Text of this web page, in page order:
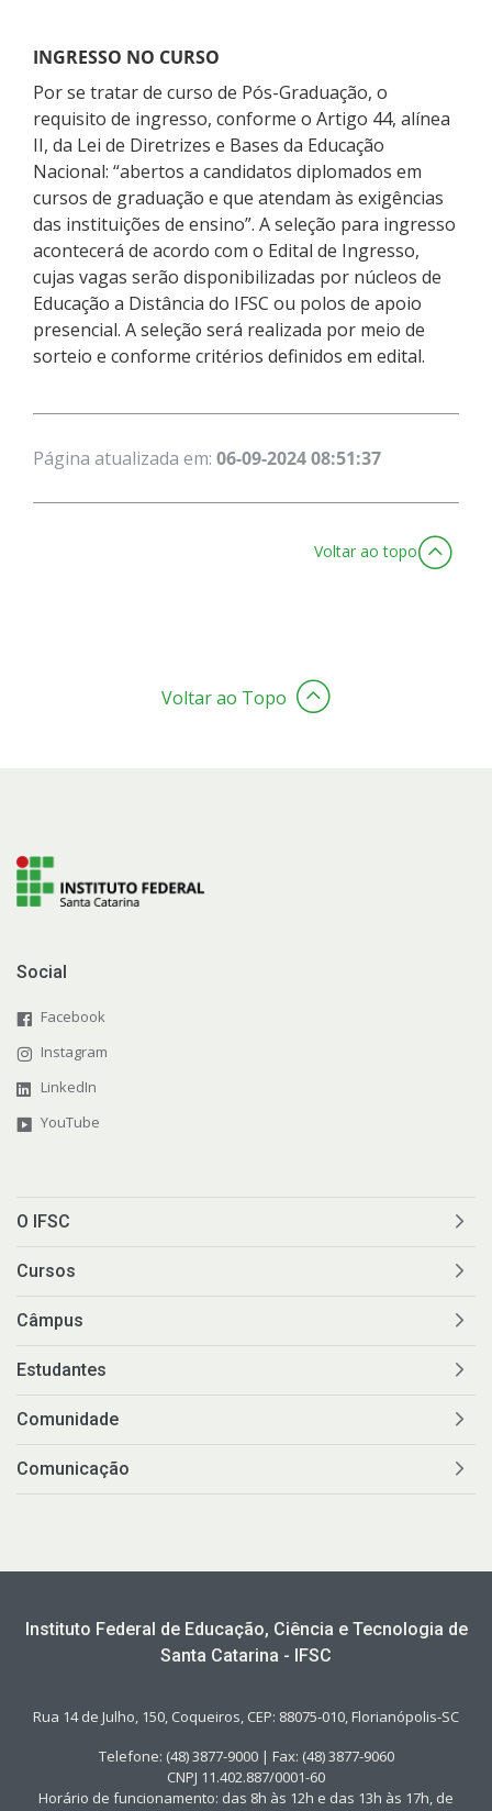
INGRESSO NO CURSO
Por se tratar de curso de Pós-Graduação, o
requisito de ingresso, conforme o Artigo 44, alínea
II, da Lei de Diretrizes e Bases da Educação
Nacional: “abertos a candidatos diplomados em
cursos de graduação e que atendam às exigências
das instituições de ensino”. A seleção para ingresso
acontecerá de acordo com o Edital de Ingresso,
cujas vagas serão disponibilizadas por núcleos de
Educação a Distância do IFSC ou polos de apoio
presencial. A seleção será realizada por meio de
sorteio e conforme critérios definidos em edital.
Página atualizada em: 06-09-2024 08:51:37
Voltar ao topo
Voltar ao Topo
Social
Facebook
Instagram
LinkedIn
YouTube
O IFSC
Cursos
Câmpus
Estudantes
Comunidade
Comunicação
Instituto Federal de Educação, Ciência e Tecnologia de
Santa Catarina - IFSC
Rua 14 de Julho, 150, Coqueiros, CEP: 88075-010, Florianópolis-SC
Telefone: (48) 3877-9000 | Fax: (48) 3877-9060
CNPJ 11.402.887/0001-60
Horário de funcionamento: das 8h às 12h e das 13h às 17h, de